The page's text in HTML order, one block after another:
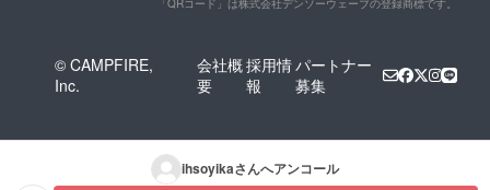
© CAMPFIRE,
Inc.
会社概
要
採用情
報
パートナー
募集
ihsoyikaさんへアンコール